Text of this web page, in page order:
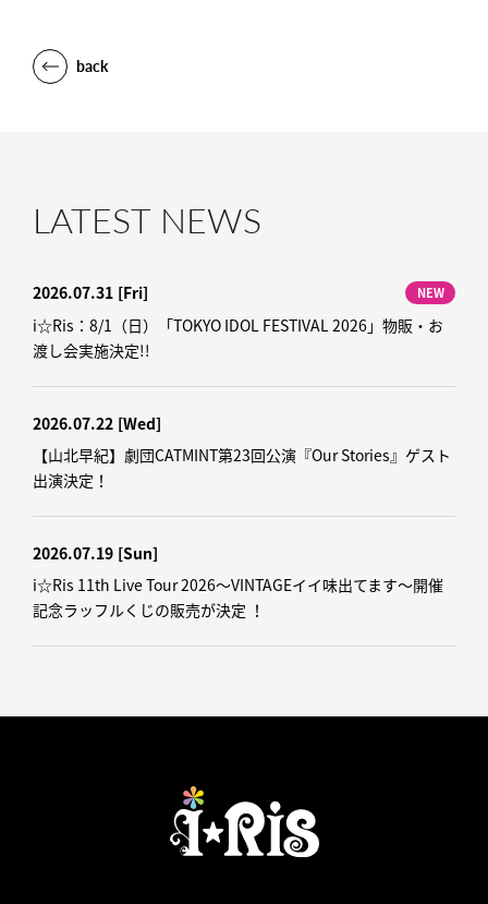
back
LATEST NEWS
2026.07.31 [Fri] NEW
i☆Ris：8/1（日）「TOKYO IDOL FESTIVAL 2026」物販・お
渡し会実施決定!!
2026.07.22 [Wed]
【山北早紀】劇団CATMINT第23回公演『Our Stories』ゲスト
出演決定！
2026.07.19 [Sun]
i☆Ris 11th Live Tour 2026～VINTAGEイイ味出てます～開催
記念ラッフルくじの販売が決定 ！